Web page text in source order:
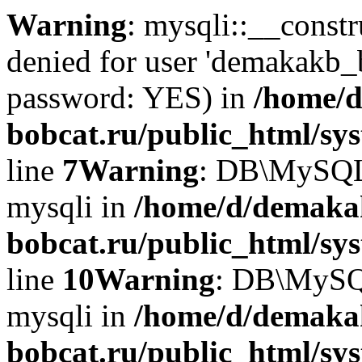
Warning:
denied for user
password: YES) in /home/
bobcat.ru/public_html/
line 7Warning:
mysqli in /home/d/
bobcat.ru/public_html/
line 10Warning:
mysqli in /home/d/
bobcat.ru/public_html/